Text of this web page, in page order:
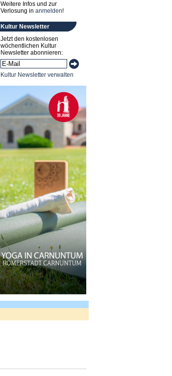
Weitere Infos und zur
Verlosung in anmelden!
Kultur Newsletter
Jetzt den kostenlosen
wöchentlichen Kultur
Newsletter abonnieren:
Kultur Newsletter verwalten